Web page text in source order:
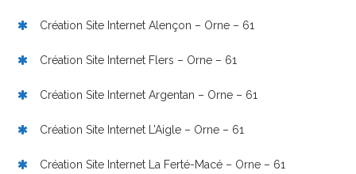
Création Site Internet Alençon – Orne – 61
Création Site Internet Flers – Orne – 61
Création Site Internet Argentan – Orne – 61
Création Site Internet L’Aigle – Orne – 61
Création Site Internet La Ferté-Macé – Orne – 61